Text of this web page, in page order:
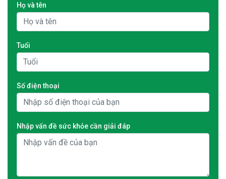
Họ và tên
Tuổi
Số điện thoại
Nhập vấn đề sức khỏe cần giải đáp